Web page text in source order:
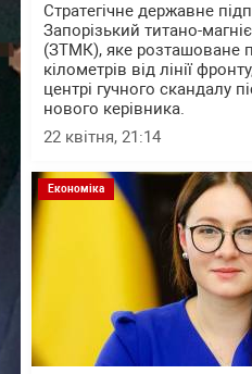
Стратегічне державне
Запорізький титано-
(ЗТМК), яке розташоване
кілометрів від лінії
центрі гучного скандалу
нового керівника.
22 квітня, 21:14
Економіка